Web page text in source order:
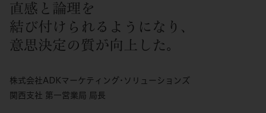
直感と論理を
結び付けられるようになり、
意思決定の質が向上した。
株式会社ADKマーケティング･ソリューションズ
関西支社 第一営業局 局長